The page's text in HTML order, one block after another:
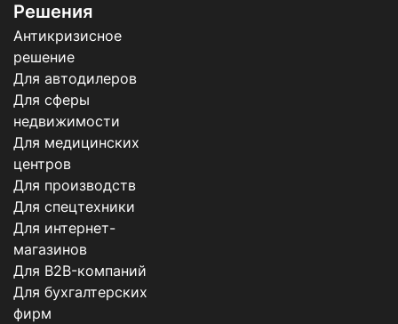
Решения
Антикризисное
решение
Для автодилеров
Для сферы
недвижимости
Для медицинских
центров
Для производств
Для спецтехники
Для интернет-
магазинов
Для B2B-компаний
Для бухгалтерских
фирм